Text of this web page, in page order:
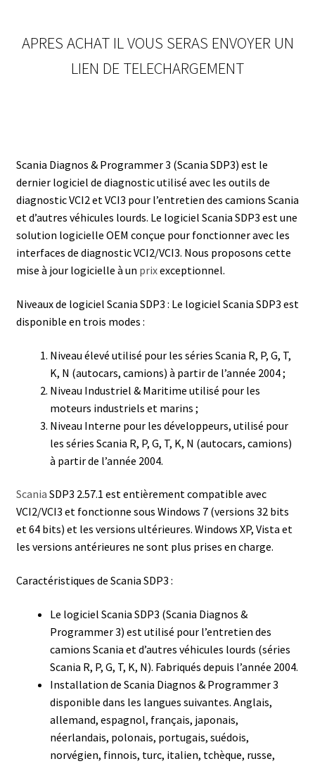
APRES ACHAT IL VOUS SERAS ENVOYER UN
LIEN DE TELECHARGEMENT
Scania Diagnos & Programmer 3 (Scania SDP3) est le
dernier logiciel de diagnostic utilisé avec les outils de
diagnostic VCI2 et VCI3 pour l’entretien des camions Scania
et d’autres véhicules lourds. Le logiciel Scania SDP3 est une
solution logicielle OEM conçue pour fonctionner avec les
interfaces de diagnostic VCI2/VCI3. Nous proposons cette
mise à jour logicielle à un prixexceptionnel.
Niveaux de logiciel Scania SDP3 : Le logiciel Scania SDP3 est
disponible en trois modes :
Niveau élevé utilisé pour les séries Scania R, P, G, T,
K, N (autocars, camions) à partir de l’année 2004 ;
Niveau Industriel & Maritime utilisé pour les
moteurs industriels et marins ;
Niveau Interne pour les développeurs, utilisé pour
les séries Scania R, P, G, T, K, N (autocars, camions)
à partir de l’année 2004.
Scania SDP3 2.57.1 est entièrement compatible avec
VCI2/VCI3 et fonctionne sous Windows 7 (versions 32 bits
et 64 bits) et les versions ultérieures. Windows XP, Vista et
les versions antérieures ne sont plus prises en charge.
Caractéristiques de Scania SDP3 :
Le logiciel Scania SDP3 (Scania Diagnos &
Programmer 3) est utilisé pour l’entretien des
camions Scania et d’autres véhicules lourds (séries
Scania R, P, G, T, K, N). Fabriqués depuis l’année 2004.
Installation de Scania Diagnos & Programmer 3
disponible dans les langues suivantes. Anglais,
allemand, espagnol, français, japonais,
néerlandais, polonais, portugais, suédois,
norvégien, finnois, turc, italien, tchèque, russe,